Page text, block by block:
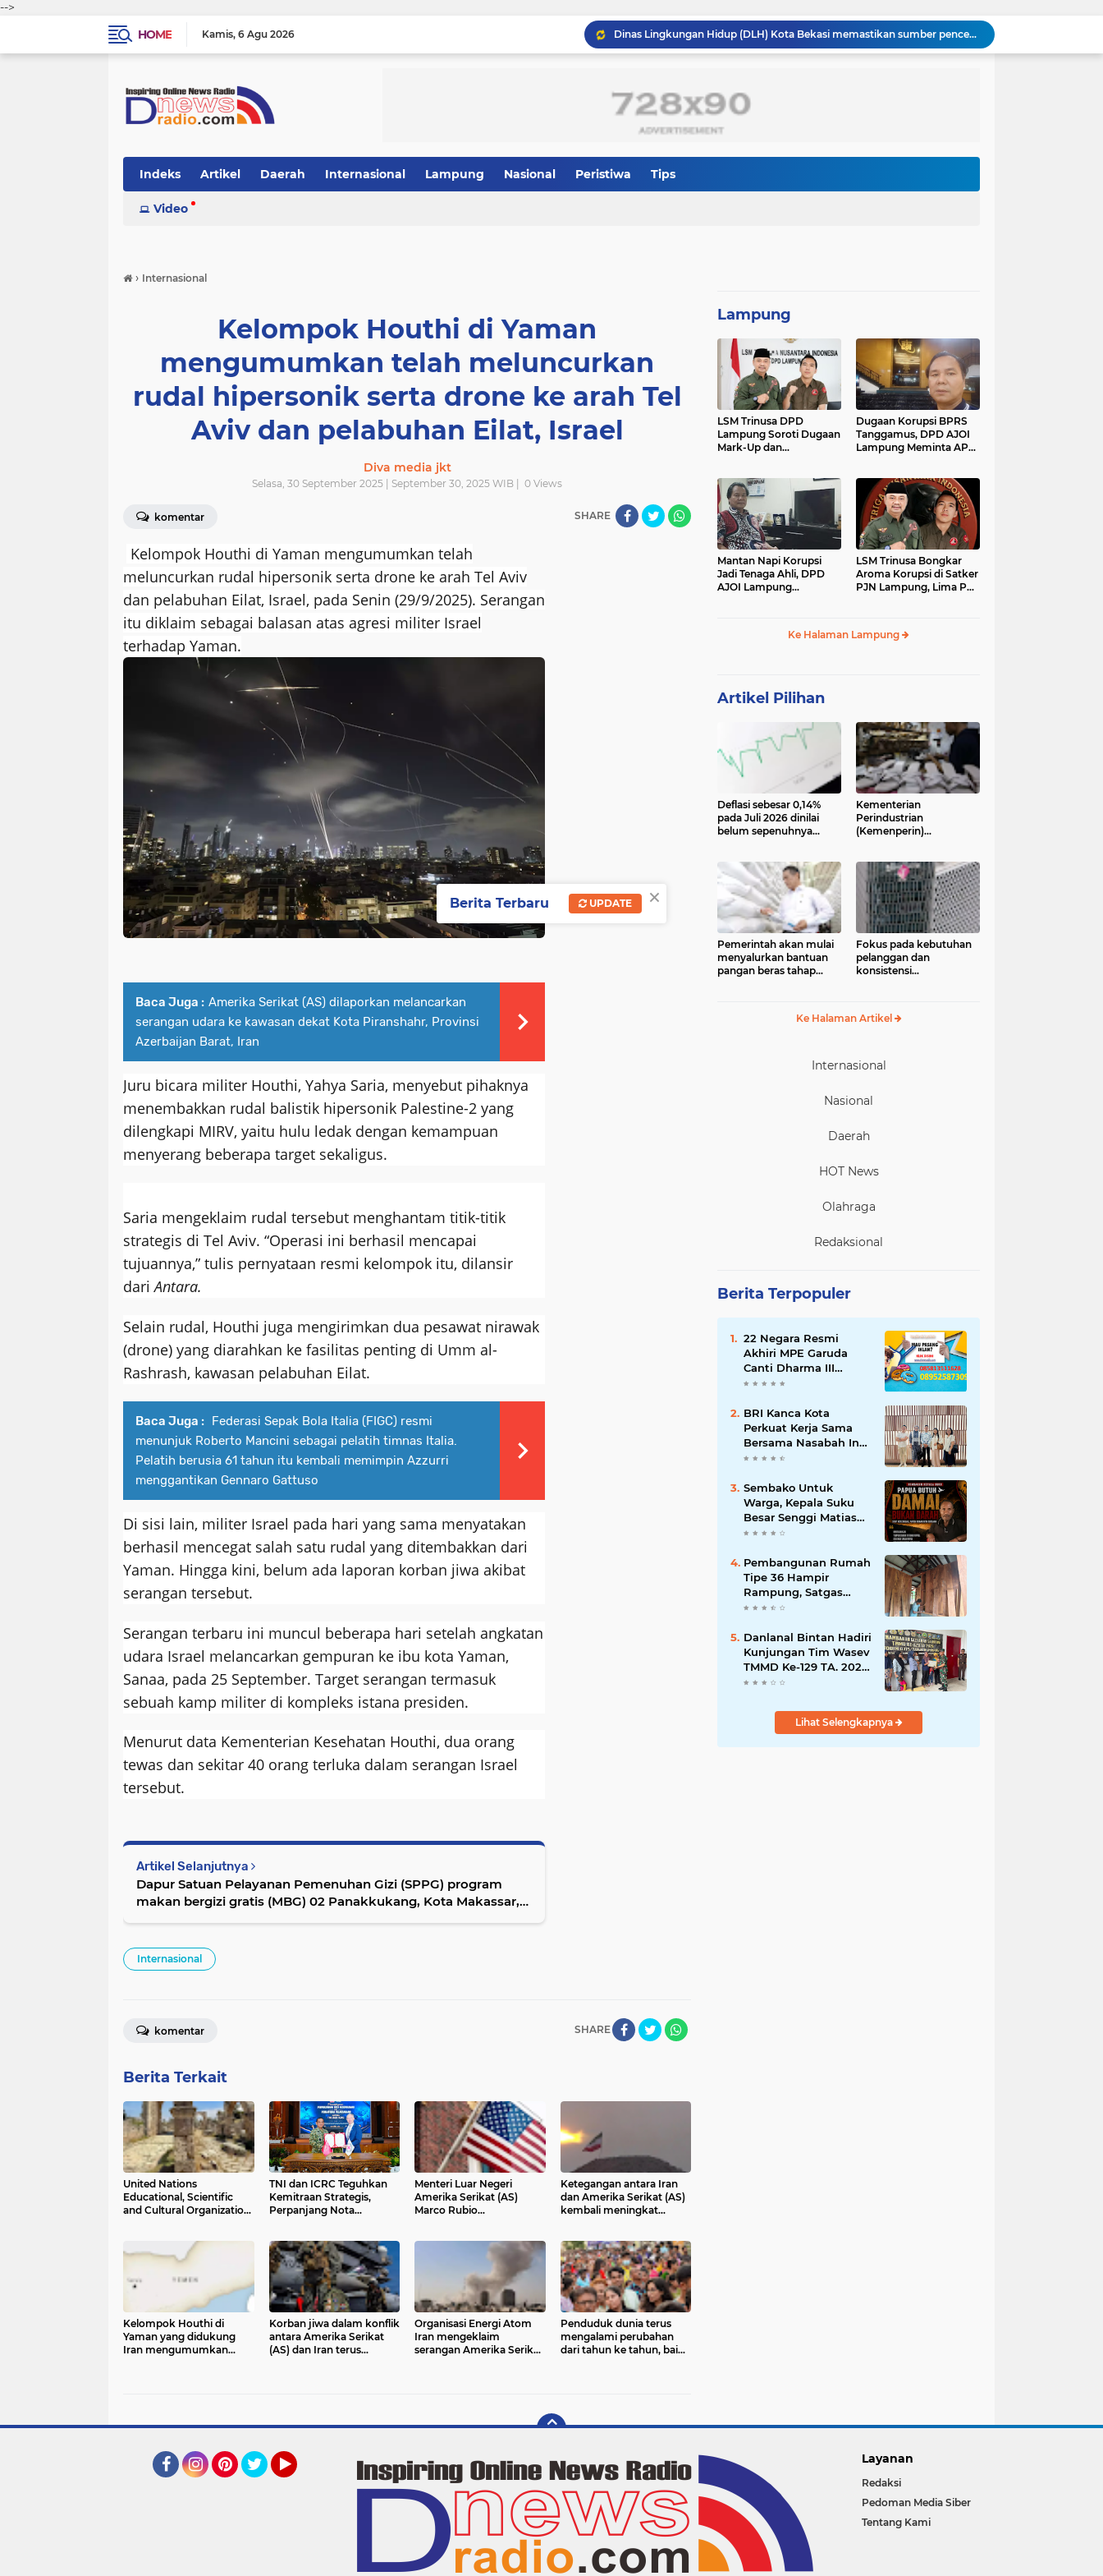
-->
HOME
Kamis 6 Agu 2026
Dinas Lingkungan Hidup (DLH) Kota Bekasi memastikan sumber pencemaran yang menyebabkan air Kali Bekasi berubah hitam pekat dalam beberapa hari terakhir
PT MRT menginvestasikan anggaran sebesar Rp300 miliar lebih untuk membangun pedestrian deck Dukuh Atas yang akan menjadi ikon baru
Kepolisian Negara Republik Indonesia (Polri) tengah mendalami penyebaran video hoaks terkait aksi demonstrasi yang beredar di media sosial. Video tersebut diketahui merupakan rekaman peristiwa lama yang kembali diunggah
Indeks Artikel Daerah Internasional Lampung Nasional Peristiwa Tips
Video
› Internasional
Kelompok Houthi di Yaman
mengumumkan telah meluncurkan
rudal hipersonik serta drone ke arah Tel
Aviv dan pelabuhan Eilat, Israel
Diva media jkt
Selasa, 30 September 2025 | September 30, 2025 WIB | 0 Views
komentar SHARE
Kelompok Houthi di Yaman mengumumkan telah
meluncurkan rudal hipersonik serta drone ke arah Tel Aviv
dan pelabuhan Eilat, Israel, pada Senin (29/9/2025). Serangan
itu diklaim sebagai balasan atas agresi militer Israel
terhadap Yaman.
Baca Juga : Amerika Serikat (AS) dilaporkan melancarkan
serangan udara ke kawasan dekat Kota Piranshahr, Provinsi
Azerbaijan Barat, Iran
Juru bicara militer Houthi, Yahya Saria, menyebut pihaknya
menembakkan rudal balistik hipersonik Palestine-2 yang
dilengkapi MIRV, yaitu hulu ledak dengan kemampuan
menyerang beberapa target sekaligus.
Saria mengeklaim rudal tersebut menghantam titik-titik
strategis di Tel Aviv. “Operasi ini berhasil mencapai
tujuannya,” tulis pernyataan resmi kelompok itu, dilansir
dariAntara.
Selain rudal, Houthi juga mengirimkan dua pesawat nirawak
(drone) yang diarahkan ke fasilitas penting di Umm al-
Rashrash, kawasan pelabuhan Eilat.
Baca Juga : Federasi Sepak Bola Italia (FIGC) resmi
menunjuk Roberto Mancini sebagai pelatih timnas Italia.
Pelatih berusia 61 tahun itu kembali memimpin Azzurri
menggantikan Gennaro Gattuso
Di sisi lain, militer Israel pada hari yang sama menyatakan
berhasil mencegat salah satu rudal yang ditembakkan dari
Yaman. Hingga kini, belum ada laporan korban jiwa akibat
serangan tersebut.
Serangan terbaru ini muncul beberapa hari setelah angkatan
udara Israel melancarkan gempuran ke ibu kota Yaman,
Sanaa, pada 25 September. Target serangan termasuk
sebuah kamp militer di kompleks istana presiden.
Menurut data Kementerian Kesehatan Houthi, dua orang
tewas dan sekitar 40 orang terluka dalam serangan Israel
tersebut.
Artikel Selanjutnya
Dapur Satuan Pelayanan Pemenuhan Gizi (SPPG) program
makan bergizi gratis (MBG) 02 Panakkukang, Kota Makassar,
Internasional
SHARE
komentar
Berita Terkait
United Nations
Educational, Scientific
and Cultural Organization
kuno peninggalan
peradaban Fenisia di
Lebanon selatan
TNI dan ICRC Teguhkan
Kemitraan Strategis,
Perpanjang Nota
Menteri Luar Negeri
Amerika Serikat (AS)
Marco Rubio
penyelesaian diplomatik
Ketegangan antara Iran
dan Amerika Serikat (AS)
kembali meningkat
membombardir
wilayahnya sendiri apabila
pasukan AS melancarkan
invasi
Kelompok Houthi di
Yaman yang didukung
Iran mengumumkan
Korban jiwa dalam konflik
antara Amerika Serikat
(AS) dan Iran terus
Organisasi Energi Atom
Iran mengeklaim
serangan Amerika Serikat
Penduduk dunia terus
mengalami perubahan
dari tahun ke tahun, baik
Lampung
LSM Trinusa DPD
Lampung Soroti Dugaan
Mark-Up dan
PKPCK
Dugaan Korupsi BPRS
Tanggamus, DPD AJOI
Lampung Meminta APH
Mantan Napi Korupsi
Jadi Tenaga Ahli, DPD
AJOI Lampung
LSM Trinusa Bongkar
Aroma Korupsi di Satker
PJN Lampung, Lima Pos
Ke Halaman Lampung
Artikel Pilihan
Deflasi sebesar 0,14%
pada Juli 2026 dinilai
belum sepenuhnya
Pengamat ekonomi
Center of Reform on
Economics (Core)
Indonesia
Kementerian
Perindustrian
(Kemenperin)
(IKM), khususnya sektor
pakaian jadi, alas kaki,
dan alat olahraga,
memiliki peran strategis
dalam memperkuat
perekonomian nasional
Pemerintah akan mulai
menyalurkan bantuan
pangan beras tahap
pangan pemerintah
33.244.408 penerima
Fokus pada kebutuhan
pelanggan dan
konsistensi
Ke Halaman Artikel
Internasional
Nasional
Daerah
HOT News
Olahraga
Redaksional
Berita Terpopuler
22 Negara Resmi
Akhiri MPE Garuda
Canti Dharma III
Tahun 2026
BRI Kanca Kota
Perkuat Kerja Sama
Bersama Nasabah Inti,
Dorong Pertumbuhan
Sembako Untuk
Warga, Kepala Suku
Besar Senggi Matias
Mangu Ajak Warga
Warga Sipil di
Yahukimo
Pembangunan Rumah
Tipe 36 Hampir
Rampung, Satgas
TMMD Ke-129 Kodim
Wujudkan Hunian
Layak bagi Warga
Danlanal Bintan Hadiri
Kunjungan Tim Wasev
TMMD Ke-129 TA. 2026
Kodim
Lihat Selengkapnya
Layanan
Redaksi
Pedoman Media Siber
Tentang Kami
×
Berita Terbaru UPDATE